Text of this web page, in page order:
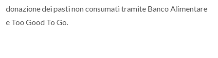
donazione dei pasti non consumati tramite Banco Alimentare
e Too Good To Go.